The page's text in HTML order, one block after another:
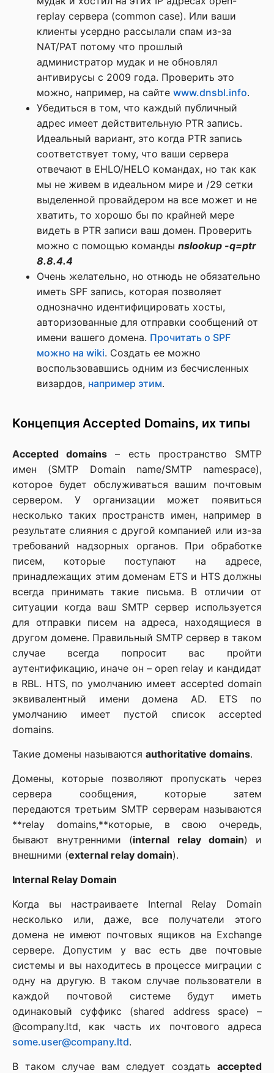
replay сервера (common case). Или ваши
клиенты усердно рассылали спам из-за
NAT/PAT потому что прошлый
администратор мудак и не обновлял
антивирусы с 2009 года. Проверить это
можно, например, на сайте www.dnsbl.info.
Убедиться в том, что каждый публичный
адрес имеет действительную PTR запись.
Идеальный вариант, это когда PTR запись
соответствует тому, что ваши сервера
отвечают в EHLO/HELO командах, но так как
мы не живем в идеальном мире и /29 сетки
выделенной провайдером на все может и не
хватить, то хорошо бы по крайней мере
видеть в PTR записи ваш домен. Проверить
можно с помощью команды nslookup -q=ptr
8.8.4.4
Очень желательно, но отнюдь не обязательно
иметь SPF запись, которая позволяет
однозначно идентифицировать хосты,
авторизованные для отправки сообщений от
имени вашего домена. Прочитать о SPF
можно на wiki. Создать ее можно
воспользовавшись одним из бесчисленных
визардов, например этим.
Концепция Accepted Domains, их типы
Accepted domains – есть пространство SMTP
имен (SMTP Domain name/SMTP namespace),
которое будет обслуживаться вашим почтовым
сервером. У организации может появиться
несколько таких пространств имен, например в
результате слияния с другой компанией или из-за
требований надзорных органов. При обработке
писем, которые поступают на адресе,
принадлежащих этим доменам ETS и HTS должны
всегда принимать такие письма. В отличии от
ситуации когда ваш SMTP сервер используется
для отправки писем на адреса, находящиеся в
другом домене. Правильный SMTP сервер в таком
случае всегда попросит вас пройти
аутентификацию, иначе он – open relay и кандидат
в RBL. HTS, по умолчанию имеет accepted domain
эквивалентный имени домена AD. ETS по
умолчанию имеет пустой список accepted
domains.
Такие домены называются authoritative domains.
Домены, которые позволяют пропускать через
сервера сообщения, которые затем
передаются третьим SMTP серверам называются
**relay domains,**которые, в свою очередь,
бывают внутренними (internal relay domain) и
внешними (external relay domain).
Internal Relay Domain
Когда вы настраиваете Internal Relay Domain
несколько или, даже, все получатели этого
домена не имеют почтовых ящиков на Exchange
сервере. Допустим у вас есть две почтовые
системы и вы находитесь в процессе миграции с
одну на другую. В таком случае пользователи в
каждой почтовой системе будут иметь
одинаковый суффикс (shared address space) –
@company.ltd, как часть их почтового адреса
some.user@company.ltd.
В таком случае вам следует создать accepted